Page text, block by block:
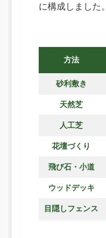
に構成しました。
方法
砂利敷き
天然芝
人工芝
花壇づくり
飛び石・小道
ウッドデッキ
目隠しフェンス